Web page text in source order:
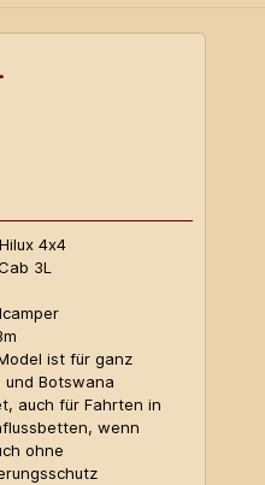
4x4
3L
ist für ganz
und Botswana
auch für Fahrten in
wenn
ohne